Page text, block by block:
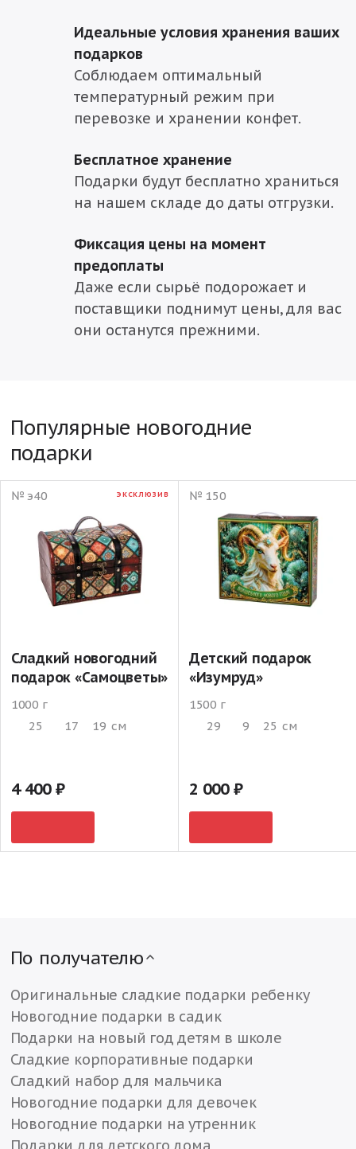
Идеальные условия хранения ваших
подарков
Соблюдаем оптимальный
температурный режим при
перевозке и хранении конфет.
Бесплатное хранение
Подарки будут бесплатно храниться
на нашем складе до даты отгрузки.
Фиксация цены на момент
предоплаты
Даже если сырьё подорожает и
поставщики поднимут цены, для вас
они останутся прежними.
Популярные новогодние
подарки
№ э40 ЭКСКЛЮЗИВ
Сладкий новогодний
подарок «Самоцветы»
1000 г
25
17 19 см
4 400
№ 150
Детский подарок
«Изумруд»
1500 г
29
9 25 см
2 000
По получателю
Оригинальные сладкие подарки ребенку
Новогодние подарки в садик
Подарки на новый год детям в школе
Сладкие корпоративные подарки
Сладкий набор для мальчика
Новогодние подарки для девочек
Новогодние подарки на утренник
Подарки для детского дома